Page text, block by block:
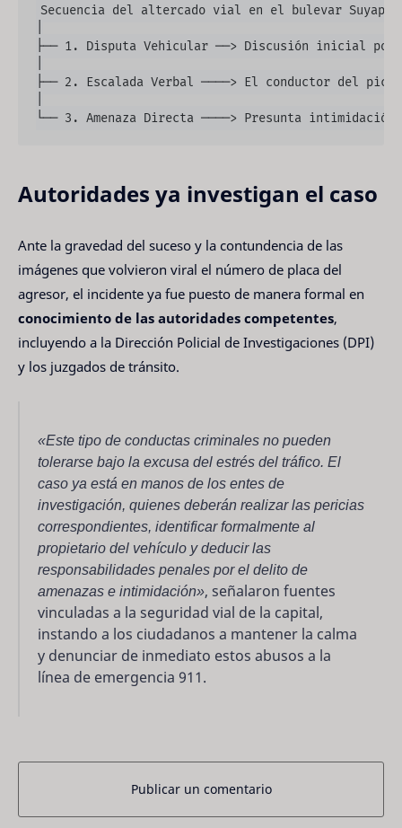
Secuencia del altercado vial en el bulevar Suyapa:
├── 1. Disputa Vehicular ──> Discusión inicial
├── 2. Escalada Verbal ────> El conductor del
Autoridades ya investigan el caso
Ante la gravedad del suceso y la contundencia de las
imágenes que volvieron viral el número de placa del
agresor, el incidente ya fue puesto de manera formal en
conocimiento de las autoridades competentes,
incluyendo a la Dirección Policial de Investigaciones (DPI)
y los juzgados de tránsito.
«Este tipo de conductas criminales no pueden
tolerarse bajo la excusa del estrés del tráfico. El
caso ya está en manos de los entes de
investigación, quienes deberán realizar las pericias
correspondientes, identificar formalmente al
propietario del vehículo y deducir las
responsabilidades penales por el delito de
amenazas e intimidación», señalaron fuentes
vinculadas a la seguridad vial de la capital,
instando a los ciudadanos a mantener la calma
y denunciar de inmediato estos abusos a la
línea de emergencia 911.
Publicar un comentario